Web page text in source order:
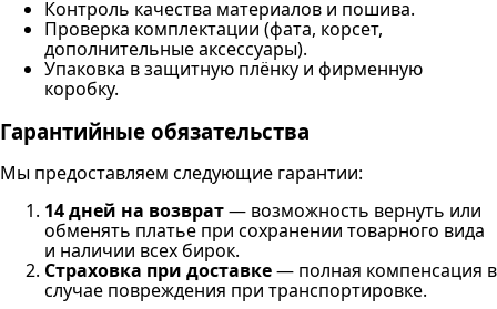
Контроль качества материалов и пошива.
Проверка комплектации (фата, корсет,
дополнительные аксессуары).
Упаковка в защитную плёнку и фирменную
коробку.
Гарантийные обязательства
Мы предоставляем следующие гарантии:
14 дней на возврат— возможность вернуть или
обменять платье при сохранении товарного вида
и наличии всех бирок.
Страховка при доставке— полная компенсация в
случае повреждения при транспортировке.